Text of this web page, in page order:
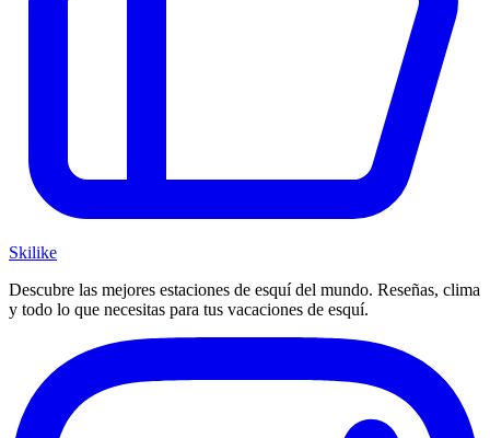
Skilike
Descubre las mejores estaciones de esquí del mundo. Reseñas, clima
y todo lo que necesitas para tus vacaciones de esquí.